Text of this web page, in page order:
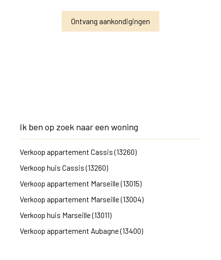
Ontvang aankondigingen
Ik ben op zoek naar een woning
Verkoop appartement Cassis (13260)
Verkoop huis Cassis (13260)
Verkoop appartement Marseille (13015)
Verkoop appartement Marseille (13004)
Verkoop huis Marseille (13011)
Verkoop appartement Aubagne (13400)